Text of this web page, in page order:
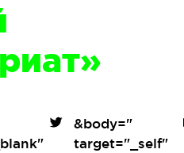
&body="
target="_self"